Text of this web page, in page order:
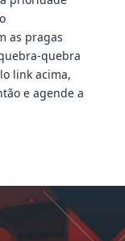
as pragas
quebra
link acima,
e agende a